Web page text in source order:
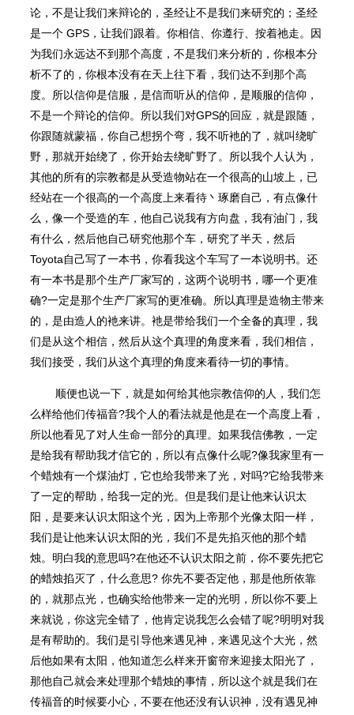
论，不是让我们来辩论的，圣经让不是我们来研究的；圣经
是一个 GPS，让我们跟着。你相信、你遵行、按着祂走。因
为我们永远达不到那个高度，不是我们来分析的，你根本分
析不了的，你根本没有在天上往下看，我们达不到那个高
度。所以信仰是信服，是信而听从的信仰，是顺服的信仰，
不是一个辩论的信仰。所以我们对GPS的回应，就是跟随，
你跟随就蒙福，你自己想拐个弯，我不听衪的了，就叫绕旷
野，那就开始绕了，你开始去绕旷野了。所以我个人认为，
其他的所有的宗教都是从受造物站在一个很高的山坡上，已
经站在一个很高的一个高度上来看待丶琢磨自己，有点像什
么，像一个受造的⻋，他自己说我有方向盘，我有油⻔，我
有什么，然后他自己研究他那个⻋，研究了半天，然后
Toyota自己写了一本书，你看我这个⻋写了一本说明书。还
有一本书是那个生产厂家写的，这两个说明书，哪一个更准
确?一定是那个生产厂家写的更准确。所以真理是造物主带来
的，是由造人的衪来讲。衪是带给我们一个全备的真理，我
们是从这个相信，然后从这个真理的⻆度来看，我们相信，
我们接受，我们从这个真理的⻆度来看待一切的事情。
顺便也说一下，就是如何给其他宗教信仰的人，我们怎
么样给他们传福音?我个人的看法就是他是在一个高度上看，
所以他看⻅了对人生命一部分的真理。如果我信佛教，一定
是给我有帮助我才信它的，所以有点像什么呢?像我家里有一
个蜡烛有一个煤油灯，它也给我带来了光，对吗?它给我带来
了一定的帮助，给我一定的光。但是我们是让他来认识太
阳，是要来认识太阳这个光，因为上帝那个光像太阳一样，
我们是让他来认识太阳的光，我们不是先掐灭他的那个蜡
烛。明白我的意思吗?在他还不认识太阳之前，你不要先把它
的蜡烛掐灭了，什么意思? 你先不要否定他，那是他所依靠
的，就那点光，也确实给他带来一定的光明，所以你不要上
来就说，你这完全错了，他肯定说我怎么会错了呢?明明对我
是有帮助的。我们是引导他来遇⻅神，来遇⻅这个大光，然
后他如果有太阳，他知道怎么样来开窗帘来迎接太阳光了，
那他自己就会来处理那个蜡烛的事情，所以这个就是我们在
传福音的时候要小心，不要在他还没有认识神，没有遇⻅神